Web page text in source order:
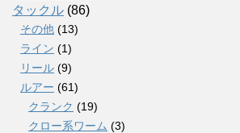
タックル (86)
その他 (13)
ライン (1)
リール (9)
ルアー (61)
クランク (19)
クロー系ワーム (3)